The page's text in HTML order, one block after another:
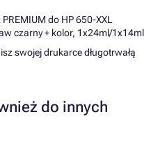
do HP 650-XXL
czarny + kolor, 1x24ml/1x14ml
swojej drukarce długotrwałą
do innych